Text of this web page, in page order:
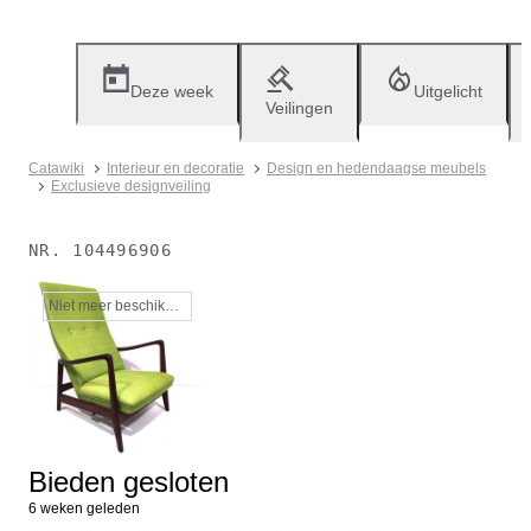
Deze week
Veilingen
Uitgelicht
Catawiki Interieur en decoratie
Design en hedendaagse meubels
Exclusieve designveiling
NR. 104496906
Niet meer beschikbaar
Bieden gesloten
6 weken geleden